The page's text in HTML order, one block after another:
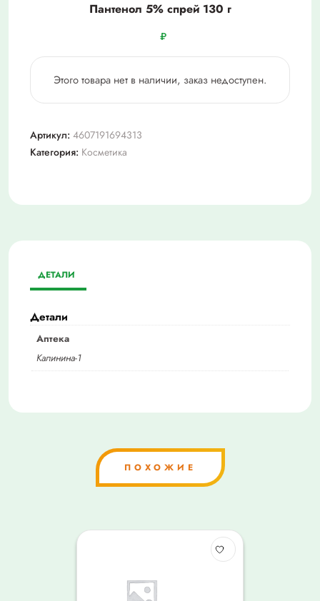
Пантенол 5% спрей 130 г
₽
Этого товара нет в наличии, заказ недоступен.
Артикул: 4607191694313
Категория: Косметика
ДЕТАЛИ
Детали
Аптека
Калинина-1
ПОХОЖИЕ